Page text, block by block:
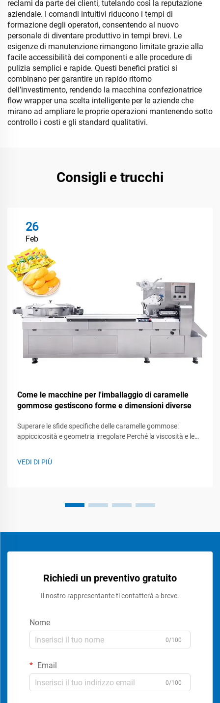
reclami da parte dei clienti, tutelando così la reputazione
aziendale. I comandi intuitivi riducono i tempi di
formazione degli operatori, consentendo al nuovo
personale di diventare produttivo in tempi brevi. Le
esigenze di manutenzione rimangono limitate grazie alla
facile accessibilità dei componenti e alle procedure di
pulizia semplici e rapide. Questi benefici pratici si
combinano per garantire un rapido ritorno
dell’investimento, rendendo la macchina confezionatrice
flow wrapper una scelta intelligente per le aziende che
mirano ad ampliare le proprie operazioni mantenendo sotto
controllo i costi e gli standard qualitativi.
Consigli e trucchi
26
Feb
Come le macchine per l'imballaggio di caramelle
gommose gestiscono forme e dimensioni diverse
Superare le sfide specifiche delle caramelle gommose:
appiccicosità e geometria irregolare Perché la viscosità e le
convenzionali per l'imballaggio di caramelle La maggior parte
VEDI DI PIÙ
Richiedi un preventivo gratuito
Il nostro rappresentante ti contatterà a breve.
Nome
0/100
Email
0/100